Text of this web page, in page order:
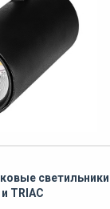
светильники
TRIAC